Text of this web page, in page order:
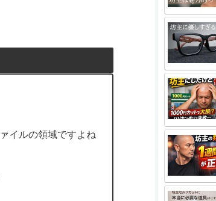
イルの領域ですよね